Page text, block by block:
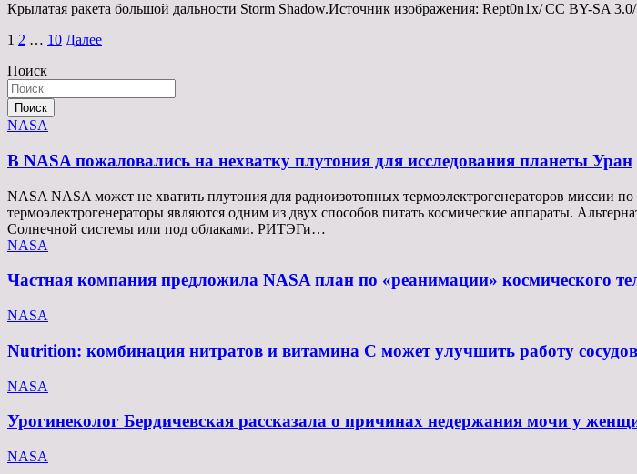
Крылатая ракета большой дальности Storm Shadow.Источник изображения: Rept0n1x/ CC BY-SA
Пагинация
записей
1 2 … 10 Далее
Поиск
Поиск
NASA
В NASA пожаловались на нехватку плутония для исследования планеты Уран
NASA NASA может не хватить плутония для радиоизотопных термоэлектрогенераторов миссии
термоэлектрогенераторы являются одним из двух способов питать космические аппараты.
Солнечной системы или под облаками. РИТЭГи…
NASA
Частная компания предложила NASA план по «реанимации» космического
NASA
Nutrition: комбинация нитратов и витамина C может улучшить работу сосудов
NASA
Урогинеколог Бердичевская рассказала о причинах недержания мочи у
NASA